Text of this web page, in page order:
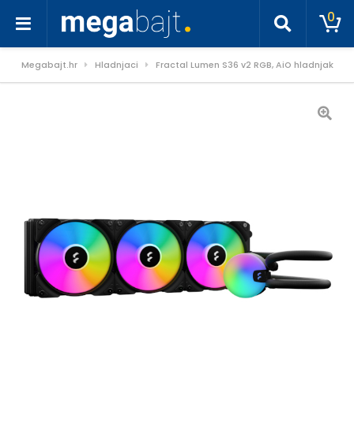
0
Megabajt.hr Hladnjaci Fractal Lumen S36 v2 RGB, AiO hladnjak